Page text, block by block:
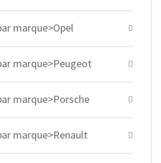
marque>Opel
marque>Peugeot
marque>Porsche
marque>Renault